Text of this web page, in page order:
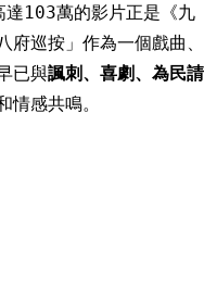
達103萬的影片正是《九
巡按」作為一個戲曲、
已與諷刺、喜劇、為民請
情感共鳴。